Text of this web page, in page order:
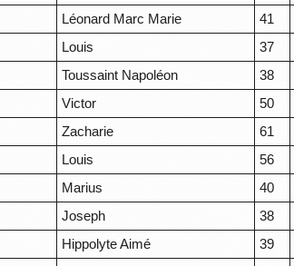
Léonard Marc Marie 41
Louis 37
Toussaint Napoléon 38
Victor 50
Zacharie 61
Louis 56
Marius 40
Joseph 38
Hippolyte Aimé 39